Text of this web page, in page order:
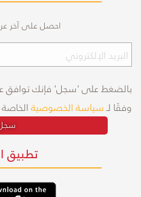
احصل على آخر
بالضغط على 'سجل' فإنك توافق
وفقًا لـسياسة الخصوصية
تطبيق